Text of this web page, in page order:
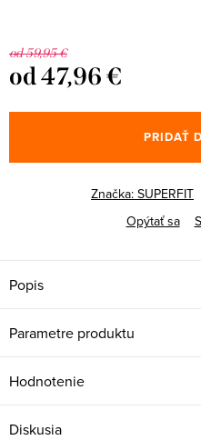
od 59,95 €
od47,96 €
cena:
PRIDAŤ
Značka: SUPERFIT
Opýtať sa
Popis
Parametre produktu
Hodnotenie
Diskusia